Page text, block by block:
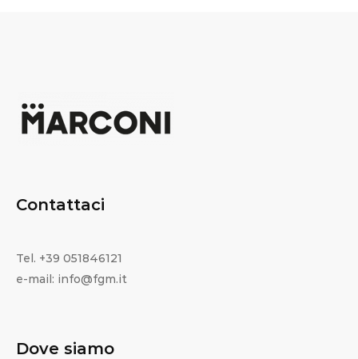
Contattaci
Tel. +39 051846121
e-mail: info@fgm.it
Dove siamo